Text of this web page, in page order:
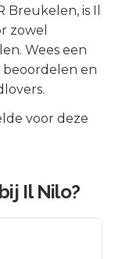
Breukelen, is Il
zowel
. Wees een
en
voor deze
Il Nilo?